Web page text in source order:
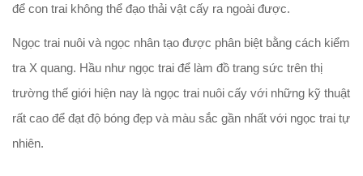
để con trai không thể đạo thải vật cấy ra ngoài được.
Ngọc trai nuôi và ngọc nhân tạo được phân biệt bằng cách kiểm
tra X quang. Hầu như ngọc trai để làm đồ trang sức trên thị
trường thế giới hiện nay là ngọc trai nuôi cấy với những kỹ thuật
rất cao để đạt độ bóng đẹp và màu sắc gần nhất với ngọc trai tự
nhiên.